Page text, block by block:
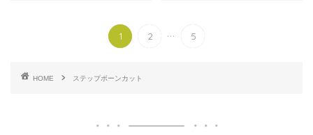
1 2 ... 5
HOME ステップボーンカット